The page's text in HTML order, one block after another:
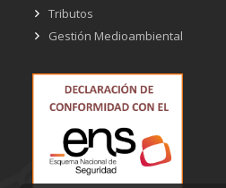
Tributos
Gestión Medioambiental